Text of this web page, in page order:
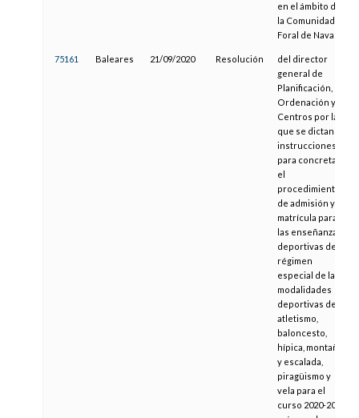
en el ámbito de
la Comunidad
Foral de Navarra
75161 Baleares 21/09/2020 Resolución
del director
general de
Planificación,
Ordenación y
Centros por la
que se dictan
instrucciones
para concretar
el
procedimiento
de admisión y de
matrícula para
las enseñanzas
deportivas de
régimen
especial de las
modalidades
deportivas de
atletismo,
baloncesto,
hípica, montaña
y escalada,
piragüismo y
vela para el
curso 2020-2021,